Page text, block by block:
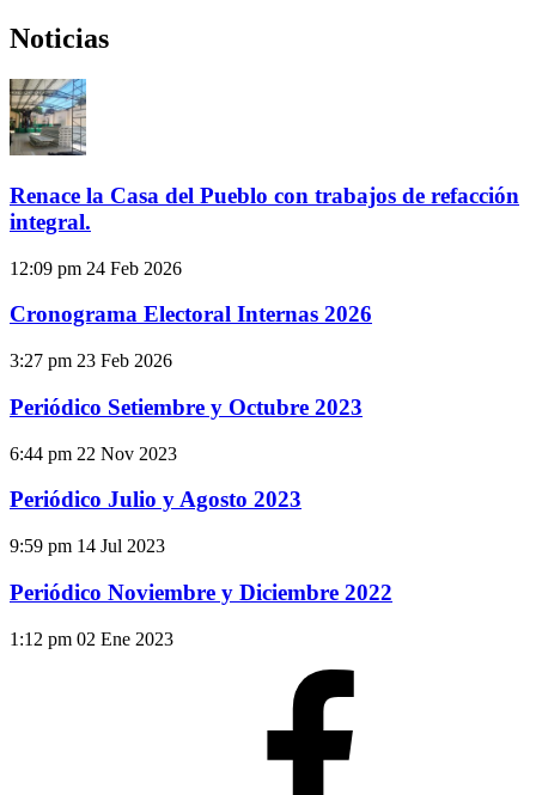
Noticias
Renace la Casa del Pueblo con trabajos de refacción
integral.
12:09 pm 24 Feb 2026
Cronograma Electoral Internas 2026
3:27 pm 23 Feb 2026
Periódico Setiembre y Octubre 2023
6:44 pm 22 Nov 2023
Periódico Julio y Agosto 2023
9:59 pm 14 Jul 2023
Periódico Noviembre y Diciembre 2022
1:12 pm 02 Ene 2023